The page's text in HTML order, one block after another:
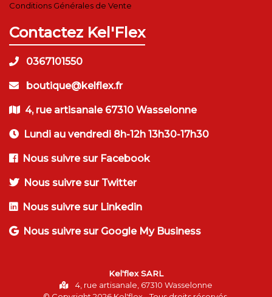
Conditions Générales de Vente
Contactez Kel'Flex
0367101550
boutique@kelflex.fr
4, rue artisanale 67310 Wasselonne
Lundi au vendredi 8h-12h 13h30-17h30
Nous suivre sur Facebook
Nous suivre sur Twitter
Nous suivre sur Linkedin
Nous suivre sur Google My Business
Kel'flex SARL
4, rue artisanale, 67310 Wasselonne